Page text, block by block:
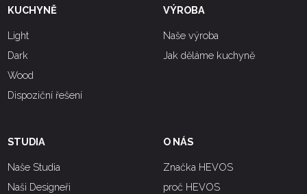
KUCHYNĚ
Light
Dark
Wood
Dispoziční řešení
VÝROBA
Naše výroba
Jak děláme kuchyně
STUDIA
Naše Studia
Naši Designeři
O NÁS
Značka HEVOS
proč HEVOS